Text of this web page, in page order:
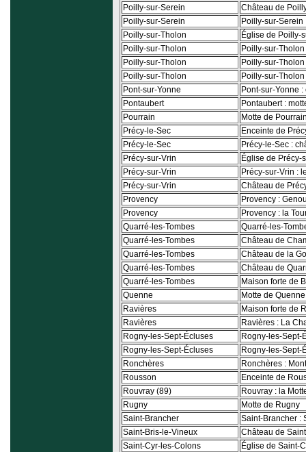
Poilly-sur-Serein
Château de
Poilly-sur-Serein
Poilly-sur-Serein
Poilly-sur-Tholon
Église de Poilly-
Poilly-sur-Tholon
Poilly-sur-
Poilly-sur-Tholon
Poilly-sur-
Poilly-sur-Tholon
Poilly-sur-
Pont-sur-Yonne
Pont-sur-Yonne
Pontaubert
Pontaubert :
Pourrain
Motte de
Précy-le-Sec
Enceinte de
Précy-le-Sec
Précy-le-Sec :
Précy-sur-Vrin
Église de Précy-
Précy-sur-Vrin
Précy-sur-Vrin :
Précy-sur-Vrin
Château de
Provency
Provency :
Provency
Provency : la
Quarré-les-Tombes
Quarré-les-
Quarré-les-Tombes
Château de
Quarré-les-Tombes
Château de la
Quarré-les-Tombes
Château de
Quarré-les-Tombes
Maison forte de
Quenne
Motte de Quenne
Ravières
Maison forte de
Ravières
Ravières : La
Rogny-les-Sept-Écluses
Rogny-les-Sept-
Rogny-les-Sept-Écluses
Rogny-les-Sept-
Ronchères
Ronchères :
Rousson
Enceinte de
Rouvray (89)
Rouvray : la
Rugny
Motte de Rugny
Saint-Brancher
Saint-Brancher :
Saint-Bris-le-Vineux
Château de
Saint-Cyr-les-Colons
Église de Saint-